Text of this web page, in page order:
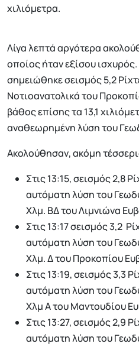
χιλιόμετρα.
Λίγα λεπτά αργότερα
οποίος ήταν εξίσου ισχυρός.
σημειώθηκε σεισμός 5,2
Νοτιοανατολικά του
βάθος επίσης τα 13,1
αναθεωρημένη λύση του
Ακολούθησαν, ακόμη
Στις 13:15, σεισμός 2,8
αυτόματη λύση του
Χλμ. ΒΔ του Λιμνιώνα
Στις 13:17 σεισμός 3,2
αυτόματη λύση του
Χλμ. Δ του Προκοπίου
Στις 13:19, σεισμός 3,3
αυτόματη λύση του
Χλμ Α του Μαντουδίου
Στις 13:27, σεισμός 2,9
αυτόματη λύση του